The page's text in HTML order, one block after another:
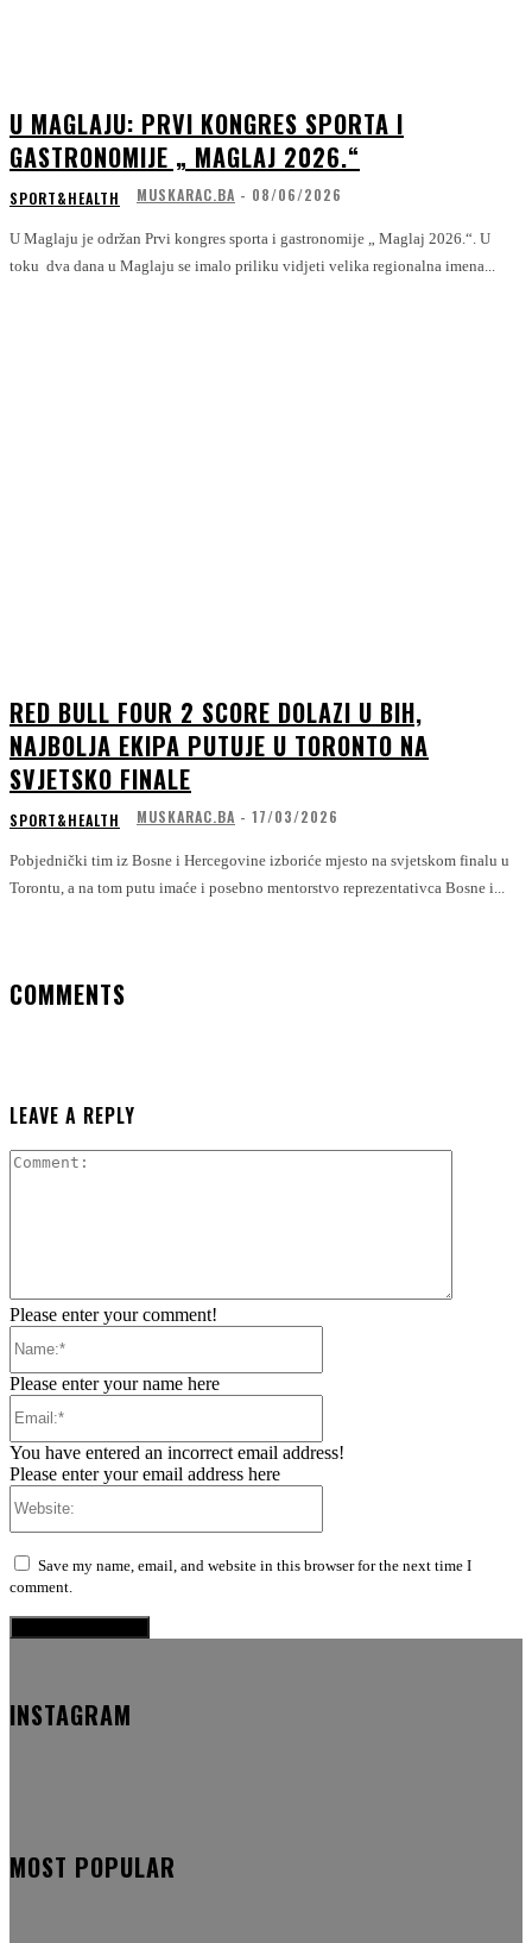
U MAGLAJU: PRVI KONGRES SPORTA I
GASTRONOMIJE „ MAGLAJ 2026.“
SPORT&HEALTH MUSKARAC.BA - 08/06/2026
U Maglaju je održan Prvi kongres sporta i gastronomije „ Maglaj 2026.“. U
toku dva dana u Maglaju se imalo priliku vidjeti velika regionalna imena...
RED BULL FOUR 2 SCORE DOLAZI U BIH,
NAJBOLJA EKIPA PUTUJE U TORONTO NA
SVJETSKO FINALE
SPORT&HEALTH MUSKARAC.BA - 17/03/2026
Pobjednički tim iz Bosne i Hercegovine izboriće mjesto na svjetskom finalu u
Torontu, a na tom putu imaće i posebno mentorstvo reprezentativca Bosne i...
COMMENTS
LEAVE A REPLY
Please enter your comment!
Please enter your name here
You have entered an incorrect email address!
Please enter your email address here
Save my name, email, and website in this browser for the next time I
comment.
INSTAGRAM
MOST POPULAR